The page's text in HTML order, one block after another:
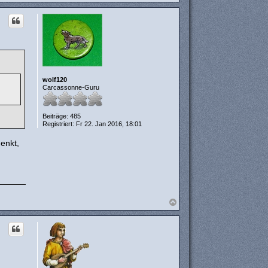
a
c
h
o
n
wolf120
Carcassonne-Guru
Beiträge: 485
Registriert: Fr 22. Jan 2016, 18:01
N
a
c
h
n